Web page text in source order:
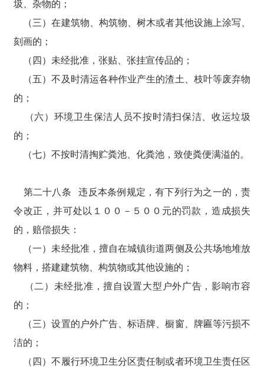
圾、杂物的；
（三）在建筑物、构筑物、树木或者其他设施上涂写、
刻画的；
（四）未经批准，张贴、张挂宣传品的；
（五）不及时清运各种作业产生的渣土、枝叶等废弃物
的；
（六）环境卫生保洁人员不按时清扫保洁、收运垃圾
的；
（七）不按时清掏贮粪池、化粪池，致使粪便满溢的。
第二十八条 违反本条例规定，有下列行为之一的，责
令改正，并可处以１００－５００元的罚款，造成损失
的，赔偿损失：
（一）未经批准，擅自在城镇街道两侧及公共场地堆放
物料，搭建建筑物、构筑物或其他设施的；
（二）未经批准，擅自设置大型户外广告，影响市容
的；
（三）设置的户外广告、标语牌、橱窗、牌匾等污损不
洁的；
（四）不履行环境卫生分区责任制或者环境卫生责任区